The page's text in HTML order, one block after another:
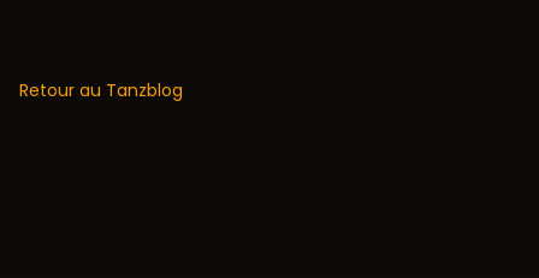
Retour au Tanzblog